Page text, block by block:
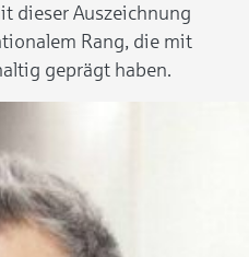
dieser Auszeichnung
Rang, die mit
geprägt haben.